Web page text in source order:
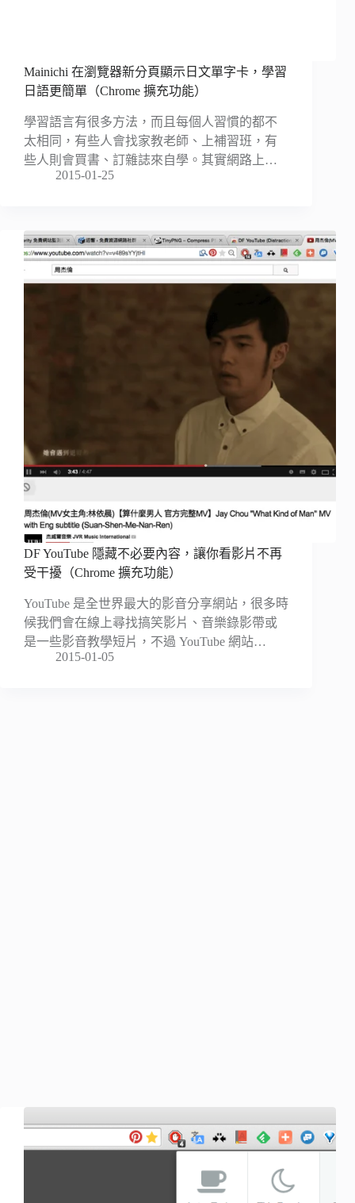
Mainichi 在瀏覽器新分頁顯示日文單字卡，學習
日語更簡單（Chrome 擴充功能）
學習語言有很多方法，而且每個人習慣的都不
太相同，有些人會找家教老師、上補習班，有
些人則會買書、訂雜誌來自學。其實網路上…
2015-01-25
DF YouTube 隱藏不必要內容，讓你看影片不再
受干擾（Chrome 擴充功能）
YouTube 是全世界最大的影音分享網站，很多時
候我們會在線上尋找搞笑影片、音樂錄影帶或
是一些影音教學短片，不過 YouTube 網站…
2015-01-05